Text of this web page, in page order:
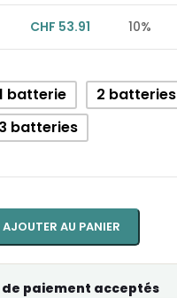
CHF 53.91 10%
batterie
2 batteries
3 batteries
AJOUTER AU PANIER
de paiement acceptés